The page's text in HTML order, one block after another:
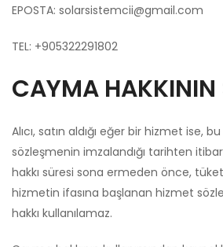
EPOSTA: solarsistemcii@gmail.com
TEL: +905322291802
CAYMA HAKKININ
Alıcı, satın aldığı eğer bir hizmet ise,
sözleşmenin imzalandığı tarihten
hakkı süresi sona ermeden önce,
hizmetin ifasına başlanan hizmet
hakkı kullanılamaz.